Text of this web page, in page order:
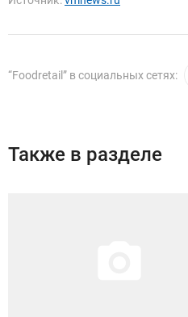
“Foodretail” в социальных сетях:
Также в разделе